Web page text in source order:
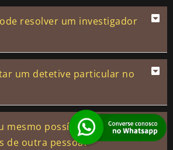
resolver um investigador
um detetive particular no
mesmo possível interceptar
de outra pessoa?